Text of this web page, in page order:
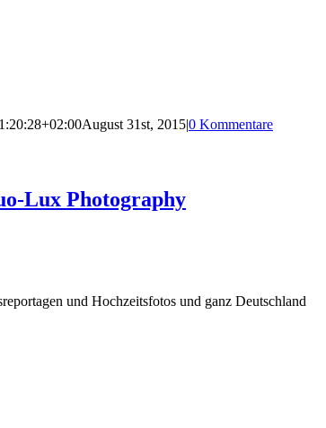
August 31st, 2015|0 Kommentare
Lux Photography
und Hochzeitsfotos und ganz Deutschland